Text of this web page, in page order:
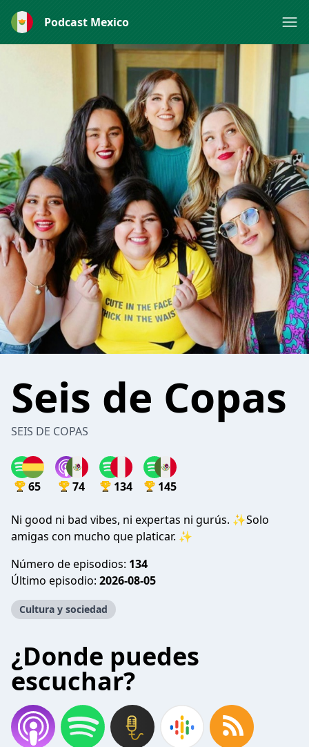
Podcast Mexico
Seis de Copas
SEIS DE COPAS
65 74 134 145
Ni good ni bad vibes, ni expertas ni gurús. ✨Solo
amigas con mucho que platicar. ✨
Número de episodios: 134
Último episodio: 2026-08-05
Cultura y sociedad
¿Donde puedes
escuchar?